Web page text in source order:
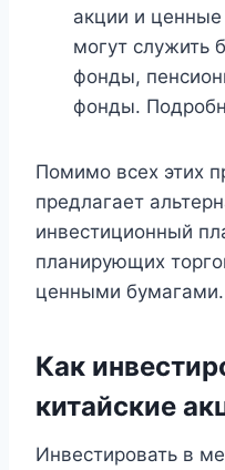
акции и
могут служить
фонды,
фонды.
Помимо всех этих
предлагает
инвестиционный
планирующих
ценными бумагами.
Как
китайские
Инвестировать в